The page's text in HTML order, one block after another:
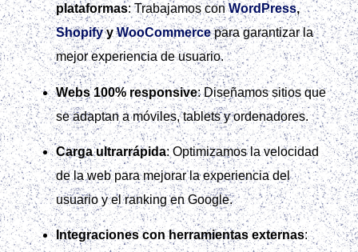
plataformas: Trabajamos conWordPress,
ShopifyyWooCommercepara garantizar la
mejor experiencia de usuario.
Webs 100% responsive: Diseñamos sitios que
se adaptan a móviles, tablets y ordenadores.
Carga ultrarrápida: Optimizamos la velocidad
de la web para mejorar la experiencia del
usuario y el ranking en Google.
Integraciones con herramientas externas: